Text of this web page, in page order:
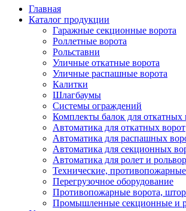
Главная
Каталог продукции
Гаражные секционные ворота
Роллетные ворота
Рольставни
Уличные откатные ворота
Уличные распашные ворота
Калитки
Шлагбаумы
Системы ограждений
Комплекты балок для откатных
Автоматика для откатных ворот
Автоматика для распашных
Автоматика для секционных
Автоматика для ролет и
Технические,
Перегрузочное оборудование
Противопожарные ворота,
Промышленные секционные и